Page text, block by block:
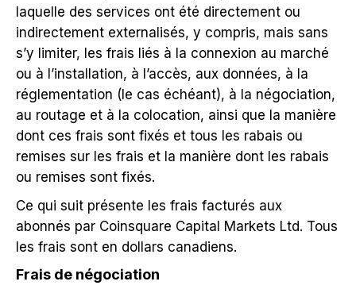
laquelle des services ont été directement ou
indirectement externalisés, y compris, mais sans
s’y limiter, les frais liés à la connexion au marché
ou à l’installation, à l’accès, aux données, à la
réglementation (le cas échéant), à la négociation,
au routage et à la colocation, ainsi que la manière
dont ces frais sont fixés et tous les rabais ou
remises sur les frais et la manière dont les rabais
ou remises sont fixés.
Ce qui suit présente les frais facturés aux
abonnés par Coinsquare Capital Markets Ltd. Tous
les frais sont en dollars canadiens.
Frais de négociation